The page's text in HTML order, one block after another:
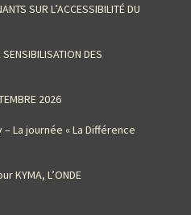
SUR L’ACCESSIBILITÉ DU
DES
2026
La journée « La Différence
KYMA, L’ONDE